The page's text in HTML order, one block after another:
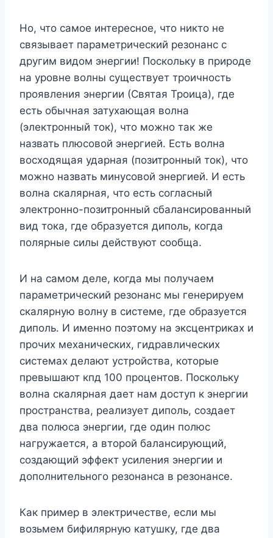
Но, что самое интересное, что никто не
связывает параметрический резонанс с
другим видом энергии! Поскольку в природе
на уровне волны существует троичность
проявления энергии (Святая Троица), где
есть обычная затухающая волна
(электронный ток), что можно так же
назвать плюсовой энергией. Есть волна
восходящая ударная (позитронный ток), что
можно назвать минусовой энергией. И есть
волна скалярная, что есть согласный
электронно-позитронный сбалансированный
вид тока, где образуется диполь, когда
полярные силы действуют сообща.
И на самом деле, когда мы получаем
параметрический резонанс мы генерируем
скалярную волну в системе, где образуется
диполь. И именно поэтому на эксцентриках и
прочих механических, гидравлических
системах делают устройства, которые
превышают кпд 100 процентов. Поскольку
волна скалярная дает нам доступ к энергии
пространства, реализует диполь, создает
два полюса энергии, где один полюс
нагружается, а второй балансирующий,
создающий эффект усиления энергии и
дополнительного резонанса в резонансе.
Как пример в электричестве, если мы
возьмем бифилярную катушку, где два